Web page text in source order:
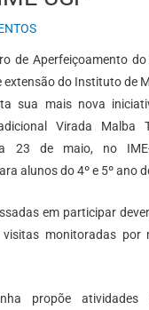
de Aperfeiçoamento
extensão do Instituto de
sua mais nova
Virada Malba
23 de maio, no
alunos do 4º e 5º ano
em participar
visitas monitoradas
propõe atividades